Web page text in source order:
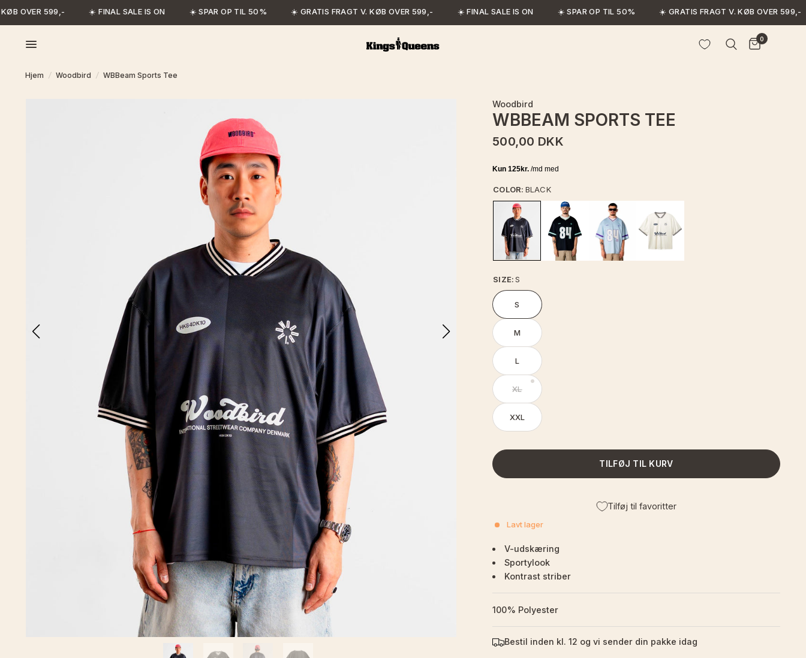
OVER 599,- ☀️ FINAL SALE IS ON ☀️ SPAR OP TIL 50% ☀️ GRATIS FRAGT V. KØB OVER 599,- ☀️ FINAL SALE IS ON ☀️ SPAR OP TIL 50% ☀️ GRATIS FRAGT V. KØB OVER 599,-
0
Hjem / Woodbird / WBBeam Sports Tee
Woodbird
WBBEAM SPORTS TEE
500,00 DKK
COLOR: BLACK
SIZE: S
S
M
L
XL
XXL
TILFØJ TIL KURV
Tilføj til favoritter
Lavt lager
V-udskæring
Sportylook
Kontrast striber
100% Polyester
Bestil inden kl. 12 og vi sender din pakke idag